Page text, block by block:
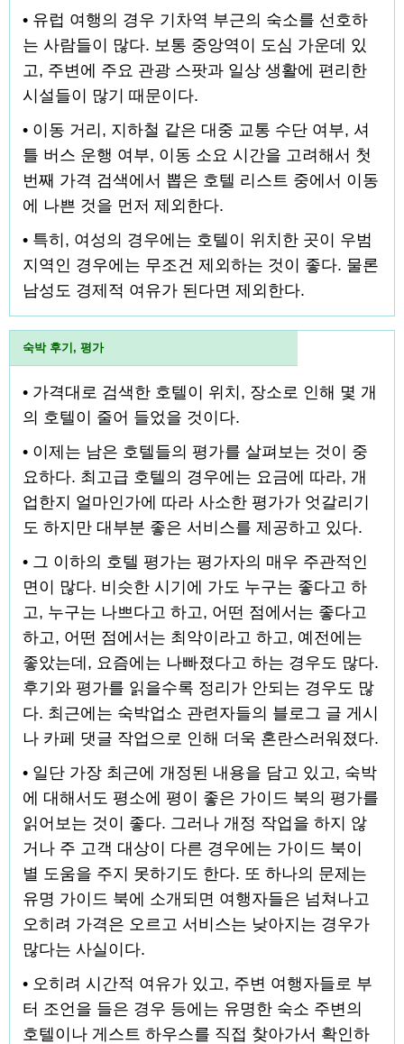
• 유럽 여행의 경우 기차역 부근의 숙소를 선호하
는 사람들이 많다. 보통 중앙역이 도심 가운데 있
고, 주변에 주요 관광 스팟과 일상 생활에 편리한
시설들이 많기 때문이다.
• 이동 거리, 지하철 같은 대중 교통 수단 여부, 셔
틀 버스 운행 여부, 이동 소요 시간을 고려해서 첫
번째 가격 검색에서 뽑은 호텔 리스트 중에서 이동
에 나쁜 것을 먼저 제외한다.
• 특히, 여성의 경우에는 호텔이 위치한 곳이 우범
지역인 경우에는 무조건 제외하는 것이 좋다. 물론
남성도 경제적 여유가 된다면 제외한다.
숙박 후기, 평가
• 가격대로 검색한 호텔이 위치, 장소로 인해 몇 개
의 호텔이 줄어 들었을 것이다.
• 이제는 남은 호텔들의 평가를 살펴보는 것이 중
요하다. 최고급 호텔의 경우에는 요금에 따라, 개
업한지 얼마인가에 따라 사소한 평가가 엇갈리기
도 하지만 대부분 좋은 서비스를 제공하고 있다.
• 그 이하의 호텔 평가는 평가자의 매우 주관적인
면이 많다. 비슷한 시기에 가도 누구는 좋다고 하
고, 누구는 나쁘다고 하고, 어떤 점에서는 좋다고
하고, 어떤 점에서는 최악이라고 하고, 예전에는
좋았는데, 요즘에는 나빠졌다고 하는 경우도 많다.
후기와 평가를 읽을수록 정리가 안되는 경우도 많
다. 최근에는 숙박업소 관련자들의 블로그 글 게시
나 카페 댓글 작업으로 인해 더욱 혼란스러워졌다.
• 일단 가장 최근에 개정된 내용을 담고 있고, 숙박
에 대해서도 평소에 평이 좋은 가이드 북의 평가를
읽어보는 것이 좋다. 그러나 개정 작업을 하지 않
거나 주 고객 대상이 다른 경우에는 가이드 북이
별 도움을 주지 못하기도 한다. 또 하나의 문제는
유명 가이드 북에 소개되면 여행자들은 넘쳐나고
오히려 가격은 오르고 서비스는 낮아지는 경우가
많다는 사실이다.
• 오히려 시간적 여유가 있고, 주변 여행자들로 부
터 조언을 들은 경우 등에는 유명한 숙소 주변의
호텔이나 게스트 하우스를 직접 찾아가서 확인하